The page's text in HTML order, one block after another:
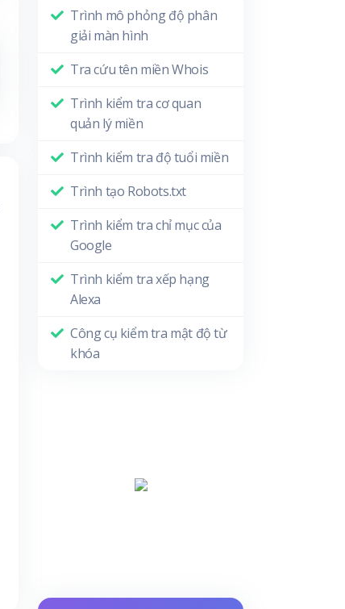
Trình mô phỏng độ phân
giải màn hình
Tra cứu tên miền Whois
Trình kiểm tra cơ quan
quản lý miền
Trình kiểm tra độ tuổi miền
Trình tạo Robots.txt
Trình kiểm tra chỉ mục của
Google
Trình kiểm tra xếp hạng
Alexa
Công cụ kiểm tra mật độ từ
khóa